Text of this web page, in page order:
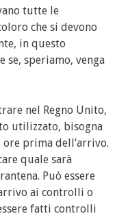
tutte le
che si devono
in questo
se, speriamo, venga
nel Regno Unito,
utilizzato, bisogna
ore prima dell’arrivo.
quale sarà
Può essere
ai controlli o
fatti controlli